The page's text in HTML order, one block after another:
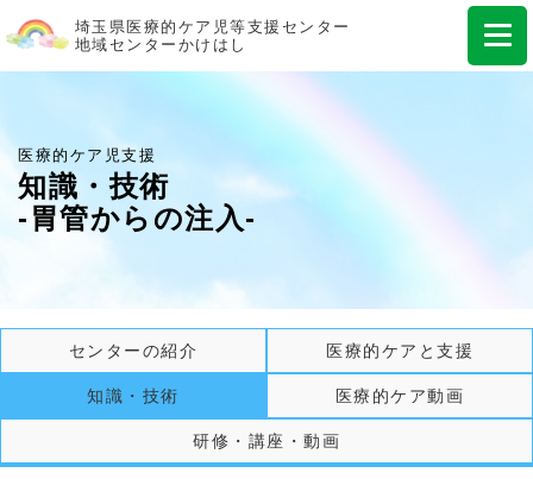
埼玉県医療的ケア児等支援センター
地域センターかけはし
医療的ケア児支援
知識・技術
-胃管からの注入-
センターの紹介 医療的ケアと支援
知識・技術 医療的ケア動画
研修・講座・動画